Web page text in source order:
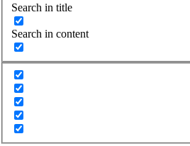
Search in title
Search in content